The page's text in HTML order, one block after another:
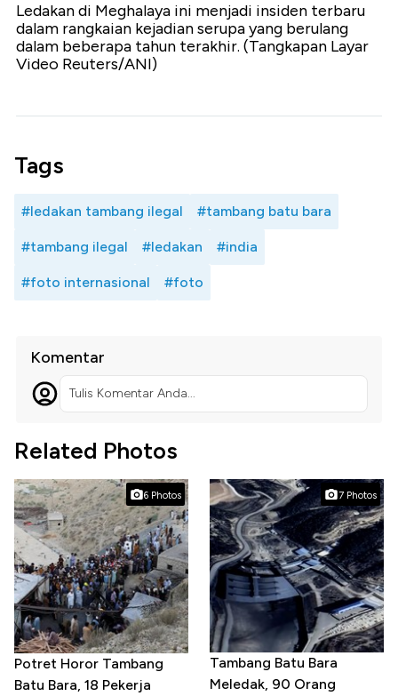
Ledakan di Meghalaya ini menjadi insiden terbaru
dalam rangkaian kejadian serupa yang berulang
dalam beberapa tahun terakhir. (Tangkapan Layar
Video Reuters/ANI)
Tags
#ledakan tambang ilegal #tambang batu bara
#tambang ilegal #ledakan #india
#foto internasional #foto
Komentar
Tulis Komentar Anda...
Related Photos
6 Photos
Potret Horor Tambang
Batu Bara, 18 Pekerja
7 Photos
Tambang Batu Bara
Meledak, 90 Orang